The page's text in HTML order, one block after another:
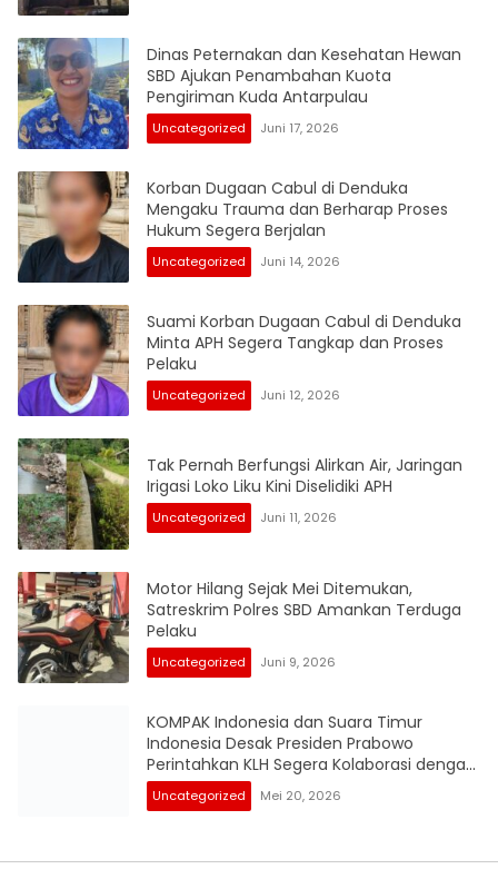
Dinas Peternakan dan Kesehatan Hewan
SBD Ajukan Penambahan Kuota
Pengiriman Kuda Antarpulau
Uncategorized Juni 17, 2026
Korban Dugaan Cabul di Denduka
Mengaku Trauma dan Berharap Proses
Hukum Segera Berjalan
Uncategorized Juni 14, 2026
Suami Korban Dugaan Cabul di Denduka
Minta APH Segera Tangkap dan Proses
Pelaku
Uncategorized Juni 12, 2026
Tak Pernah Berfungsi Alirkan Air, Jaringan
Irigasi Loko Liku Kini Diselidiki APH
Uncategorized Juni 11, 2026
Motor Hilang Sejak Mei Ditemukan,
Satreskrim Polres SBD Amankan Terduga
Pelaku
Uncategorized Juni 9, 2026
KOMPAK Indonesia dan Suara Timur
Indonesia Desak Presiden Prabowo
Perintahkan KLH Segera Kolaborasi dengan
KPK RI Audit Investigasi Proyek Mangrove
Gambut BPEGM di Papua
Uncategorized Mei 20, 2026